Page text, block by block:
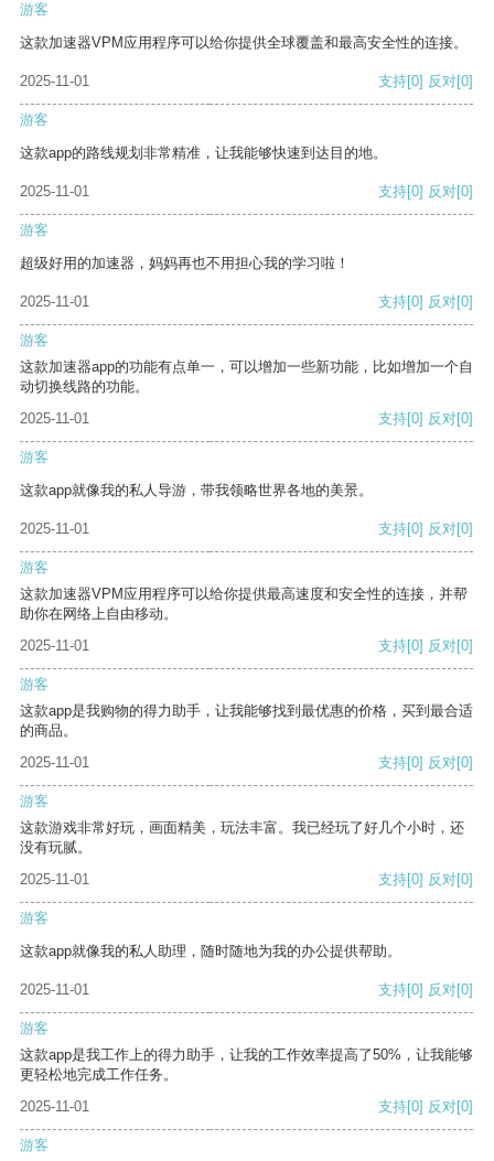
游客
这款加速器VPM应用程序可以给你提供全球覆盖和最高安全性的连接。
2025-11-01 支持[0] 反对[0]
游客
这款app的路线规划非常精准，让我能够快速到达目的地。
2025-11-01 支持[0] 反对[0]
游客
超级好用的加速器，妈妈再也不用担心我的学习啦！
2025-11-01 支持[0] 反对[0]
游客
这款加速器app的功能有点单一，可以增加一些新功能，比如增加一个自
动切换线路的功能。
2025-11-01
支持[0] 反对[0]
游客
这款app就像我的私人导游，带我领略世界各地的美景。
2025-11-01 支持[0] 反对[0]
游客
这款加速器VPM应用程序可以给你提供最高速度和安全性的连接，并帮
助你在网络上自由移动。
2025-11-01
支持[0] 反对[0]
游客
这款app是我购物的得力助手，让我能够找到最优惠的价格，买到最合适
的商品。
2025-11-01
支持[0] 反对[0]
游客
这款游戏非常好玩，画面精美，玩法丰富。我已经玩了好几个小时，还
没有玩腻。
2025-11-01
支持[0] 反对[0]
游客
这款app就像我的私人助理，随时随地为我的办公提供帮助。
2025-11-01 支持[0] 反对[0]
游客
这款app是我工作上的得力助手，让我的工作效率提高了50%，让我能够
更轻松地完成工作任务。
2025-11-01
支持[0] 反对[0]
游客